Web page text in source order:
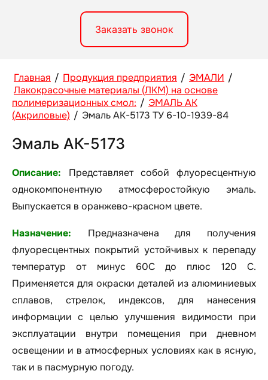
Заказать звонок
Главная / Продукция предприятия / ЭМАЛИ /
Лакокрасочные материалы (ЛКМ) на основе
полимеризационных смол: / ЭМАЛЬ АК
(Акриловые) / Эмаль АК-5173 ТУ 6-10-1939-84
Эмаль АК-5173
Описание:
Представляет собой флуоресцентную
однокомпонентную атмосферостойкую эмаль.
Выпускается в оранжево-красном цвете.
Назначение:
Предназначена для получения
флуоресцентных покрытий устойчивых к перепаду
температур от минус 60С до плюс 120 С.
Применяется для окраски деталей из алюминиевых
сплавов, стрелок, индексов, для нанесения
информации с целью улучшения видимости при
эксплуатации внутри помещения при дневном
освещении и в атмосферных условиях как в ясную,
так и в пасмурную погоду.